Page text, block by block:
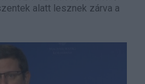
alatt lesznek zárva a